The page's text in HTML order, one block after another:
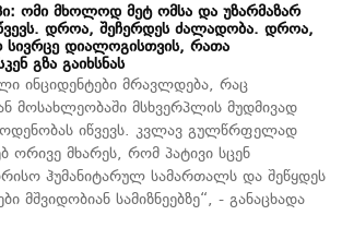
ომი მხოლოდ მეტ ომსა და უზარმაზარ
დროა, შეჩერდეს ძალადობა. დროა,
სივრცე დიალოგისთვის, რათა
გზა გაიხსნას
ინციდენტები მრავლდება, რაც
მოსახლეობაში მსხვერპლის მუდმივად
იწვევს. კვლავ გულწრფელად
ორივე მხარეს, რომ პატივი სცენ
ჰუმანიტარულ სამართალს და შეწყდეს
მშვიდობიან სამიზნეებზე“, - განაცხადა